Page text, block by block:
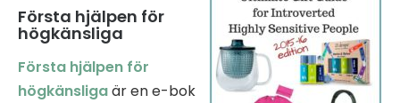
Första hjälpen för
högkänsliga
Första hjälpen för
högkänsligaär en e-bok